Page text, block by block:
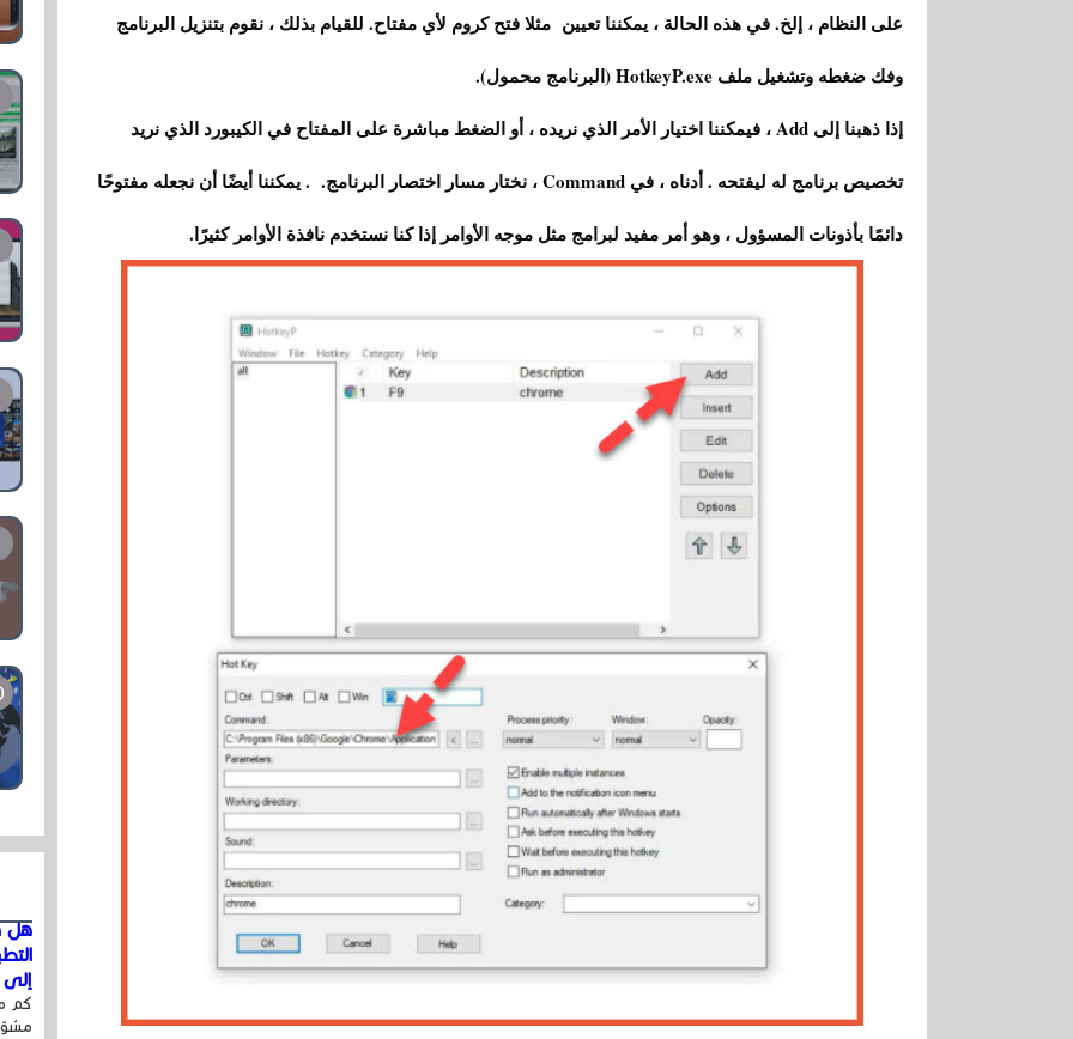
على النظام ، إلخ. في هذه الحالة ، يمكننا تعيين مثلا فتح كروم لأي مفتاح. للقيام بذلك ، نقوم بتنزيل البرنامج
وفك ضغطه وتشغيل ملف HotkeyP.exe (البرنامج محمول).
إذا ذهبنا إلى Add ، فيمكننا اختيار الأمر الذي نريده ، أو الضغط مباشرة على المفتاح في الكيبورد الذي نريد
تخصيص برنامج له ليفتحه . أدناه ، في Command ، نختار مسار اختصار البرنامج. . يمكننا أيضًا أن نجعله مفتوحًا
دائمًا بأذونات المسؤول ، وهو أمر مفيد لبرامج مثل موجه الأوامر إذا كنا نستخدم نافذة الأوامر كثيرًا.
هل
إلى
كم